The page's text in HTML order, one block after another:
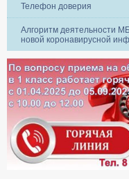
Телефон доверия
Алгоритм деятельности
новой коронавирусной